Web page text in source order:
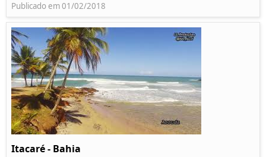
Publicado em 01/02/2018
Itacaré - Bahia